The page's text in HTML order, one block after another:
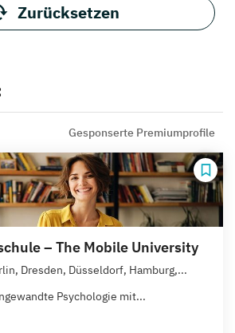
Zurücksetzen
Gesponserte Premiumprofile
– The Mobile University
Dresden, Düsseldorf, Hamburg,...
Psychologie mit...